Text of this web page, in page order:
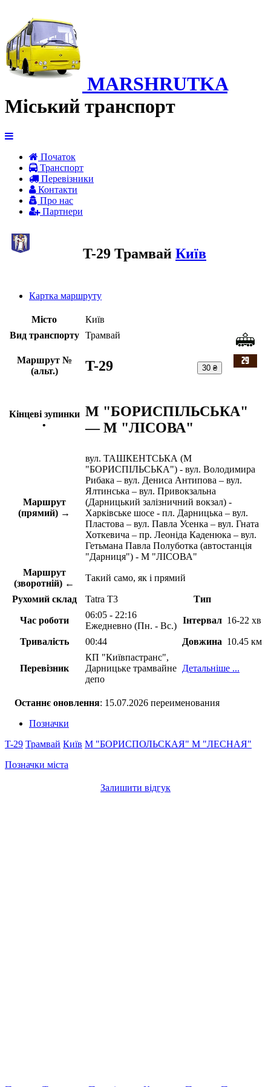
MARSHRUTKA
Міський транспорт
Початок
Транспорт
Перевiзники
Контакти
Про нас
Партнери
T-29 Трамвай Київ
Картка маршруту
Місто
Київ
Вид транспорту
Трамвай
Маршрут №
(альт.)
T-29 30 ₴
Кінцеві зупинки
•
М "БОРИСПІЛЬСЬКА"
— М "ЛІСОВА"
Маршрут
(прямий) →
вул. ТАШКЕНТСЬКА (М
"БОРИСПІЛЬСЬКА") - вул. Володимира
Рибака – вул. Дениса Антипова – вул.
Ялтинська – вул. Привокзальна
(Дарницький залізничний вокзал) -
Харківське шосе - пл. Дарницька – вул.
Пластова – вул. Павла Усенка – вул. Гната
Хоткевича – пр. Леоніда Каденюка – вул.
Гетьмана Павла Полуботка (автостанція
"Дарниця") - М "ЛІСОВА"
Маршрут
(зворотній) ←
Такий само, як і прямий
Рухомий склад Tatra T3 Тип
Час роботи
06:05 - 22:16
Ежедневно (Пн. - Вс.)
Інтервал 16-22 хв
Тривалість 00:44 Довжина 10.45 км
Перевізник
КП "Київпастранс",
Дарницьке трамвайне
депо
Детальніше ...
Останнє оновлення: 15.07.2026 переименования
Позначки
T-29 Трамвай Київ М "БОРИСПОЛЬСКАЯ" М "ЛЕСНАЯ"
Позначки міста
Залишити відгук